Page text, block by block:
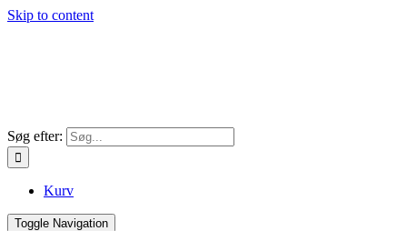
Skip to content
Søg efter:
Kurv
Toggle Navigation